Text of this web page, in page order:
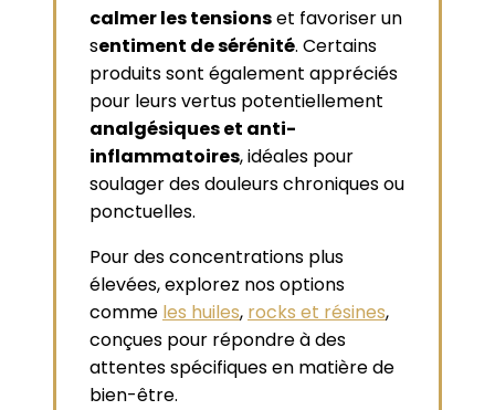
calmer les tensionset favoriser un
sentiment de sérénité. Certains
produits sont également appréciés
pour leurs vertus potentiellement
analgésiques et anti-
inflammatoires, idéales pour
soulager des douleurs chroniques ou
ponctuelles.
Pour des concentrations plus
élevées, explorez nos options
comme les huiles, rocks et résines,
conçues pour répondre à des
attentes spécifiques en matière de
bien-être.